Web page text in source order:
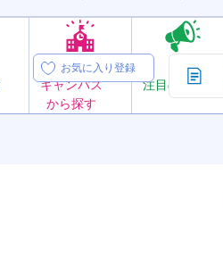
オープン
キャンパス
から探す
注目の大学
お気に入り登録